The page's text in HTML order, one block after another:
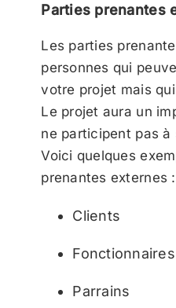
Parties prenantes
Les parties
personnes qui
votre projet mais
Le projet aura un
ne participent pas
Voici quelques
prenantes externes :
Clients
Parrains